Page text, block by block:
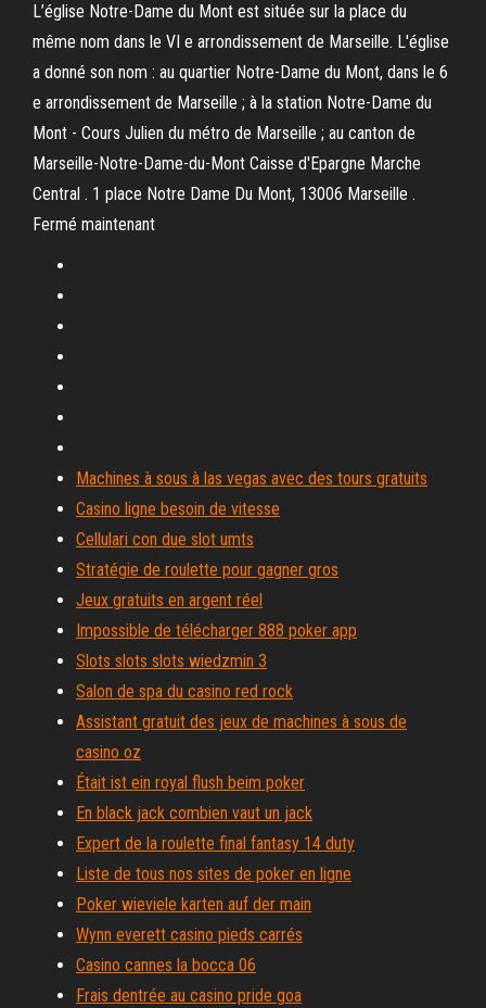
L’église Notre-Dame du Mont est située sur la place du
même nom dans le VI e arrondissement de Marseille. L'église
a donné son nom : au quartier Notre-Dame du Mont, dans le 6
e arrondissement de Marseille ; à la station Notre-Dame du
Mont - Cours Julien du métro de Marseille ; au canton de
Marseille-Notre-Dame-du-Mont Caisse d'Epargne Marche
Central . 1 place Notre Dame Du Mont, 13006 Marseille .
Fermé maintenant
Machines à sous à las vegas avec des tours gratuits
Casino ligne besoin de vitesse
Cellulari con due slot umts
Stratégie de roulette pour gagner gros
Jeux gratuits en argent réel
Impossible de télécharger 888 poker app
Slots slots slots wiedzmin 3
Salon de spa du casino red rock
Assistant gratuit des jeux de machines à sous de
casino oz
Était ist ein royal flush beim poker
En black jack combien vaut un jack
Expert de la roulette final fantasy 14 duty
Liste de tous nos sites de poker en ligne
Poker wieviele karten auf der main
Wynn everett casino pieds carrés
Casino cannes la bocca 06
Frais dentrée au casino pride goa